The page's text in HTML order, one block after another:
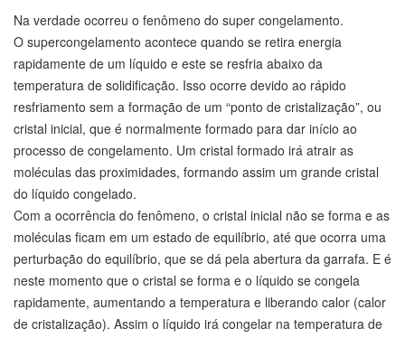
Na verdade ocorreu o fenômeno do super congelamento.
O supercongelamento acontece quando se retira energia
rapidamente de um líquido e este se resfria abaixo da
temperatura de solidificação. Isso ocorre devido ao rápido
resfriamento sem a formação de um “ponto de cristalização”, ou
cristal inicial, que é normalmente formado para dar início ao
processo de congelamento. Um cristal formado irá atrair as
moléculas das proximidades, formando assim um grande cristal
do líquido congelado.
Com a ocorrência do fenômeno, o cristal inicial não se forma e as
moléculas ficam em um estado de equilíbrio, até que ocorra uma
perturbação do equilíbrio, que se dá pela abertura da garrafa. E é
neste momento que o cristal se forma e o líquido se congela
rapidamente, aumentando a temperatura e liberando calor (calor
de cristalização). Assim o líquido irá congelar na temperatura de